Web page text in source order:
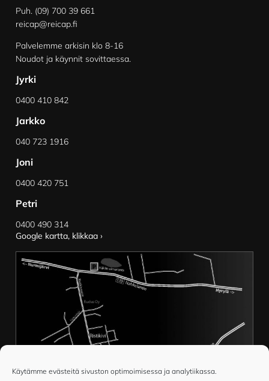
Käytämme evästeitä sivuston optimoimisessa ja analytiikassa.
Puh. (09) 700 39 661
reicap@reicap.fi
Palvelemme arkisin klo 8-16
Noudot ja käynnit sovittaessa.
Jyrki
0400 410 842
Jarkko
040 723 1916
Joni
0400 420 751
Petri
0400 490 314
Google kartta, klikkaa ›